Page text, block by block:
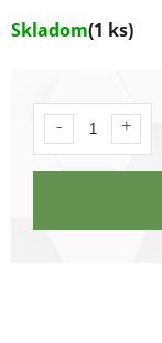
Skladom(1 ks)